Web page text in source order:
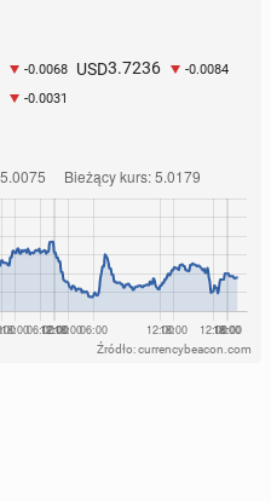
-0.0068 USD3.7236 -0.0084
-0.0031
Źródło: currencybeacon.com